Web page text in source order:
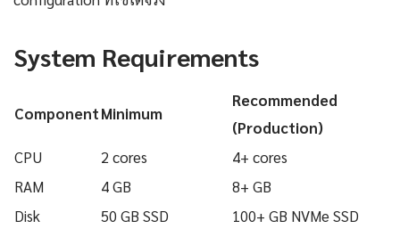
System Requirements
ComponentMinimum
Recommended
(Production)
CPU
2 cores
4+ cores
RAM
4 GB
8+ GB
Disk
50 GB SSD
100+ GB NVMe SSD